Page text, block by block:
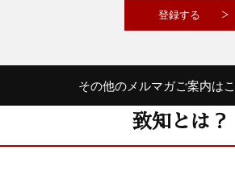
その他のメルマガご案内は
致知とは？